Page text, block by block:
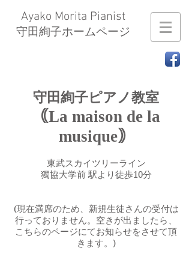
Ayako Morita Pianist
​守田絢子ホームページ
守田絢子ピアノ教室
｟La maison de la
musique｠
東武スカイツリーライン
獨協大学前 駅より徒歩10分
(現在満席のため、新規生徒さんの受付は
行っておりません。空きが出ましたら、
こちらのページにてお知らせをさせて頂
きます。)